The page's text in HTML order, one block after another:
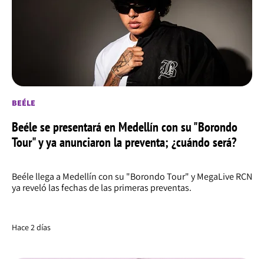
BEÉLE
Beéle se presentará en Medellín con su "Borondo
Tour" y ya anunciaron la preventa; ¿cuándo será?
Beéle llega a Medellín con su "Borondo Tour" y MegaLive RCN
ya reveló las fechas de las primeras preventas.
Hace 2 días